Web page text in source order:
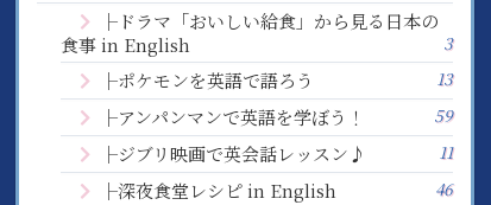
├ドラマ「おいしい給食」から見る日本の
食事 in English
3
├ポケモンを英語で語ろう 13
├アンパンマンで英語を学ぼう！ 59
├ジブリ映画で英会話レッスン♪ 11
├深夜食堂レシピ in English 46